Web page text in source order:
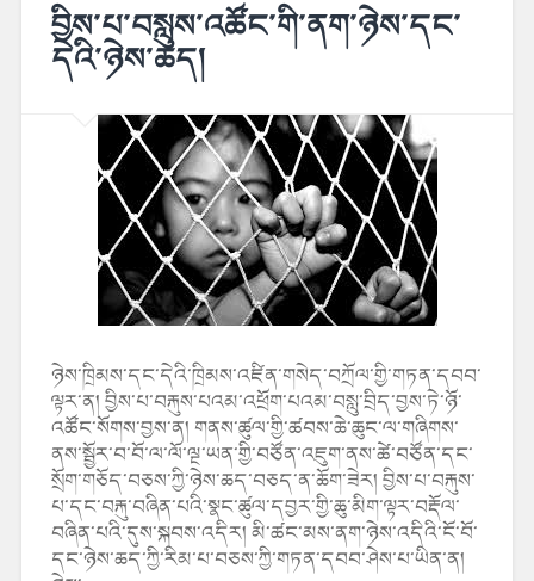
བྱིས་པ་བསླུས་འཚོང་གི་ནག་ཉེས་དང་
དེའི་ཉེས་ཆད།
ཉེས་ཁྲིམས་དང་དེའི་ཁྲིམས་འཛིན་གསེད་བཀྲོལ་གྱི་གཏན་དབབ་
ལྟར་ན། བྱིས་པ་བརྐུས་པའམ་འཕྲོག་པའམ་བསླུ་བྲིད་བྱས་ཏེ་ཉོ་
འཚོང་སོགས་བྱས་ན། གནས་ཚུལ་གྱི་ཚབས་ཆེ་ཆུང་ལ་གཞིགས་
ནས་སྦྱོར་བ་བོ་ལ་ལོ་ལྔ་ཡན་གྱི་བཙོན་འཇུག་ནས་ཚེ་བཙོན་དང་
སྲོག་གཅོད་བཅས་ཀྱི་ཉེས་ཆད་བཅད་ན་ཆོག་ཟེར། བྱིས་པ་བརྐུས་
པ་དང་བརྐུ་བཞིན་པའི་སྣང་ཚུལ་དབྱར་གྱི་ཆུ་མིག་ལྟར་བརྡོལ་
བཞིན་པའི་དུས་སྐབས་འདིར། མི་ཚང་མས་ནག་ཉེས་འདིའི་ངོ་བོ་
དང་ཉེས་ཆད་ཀྱི་རིམ་པ་བཅས་ཀྱི་གཏན་དབབ་ཤེས་པ་ཡིན་ན།